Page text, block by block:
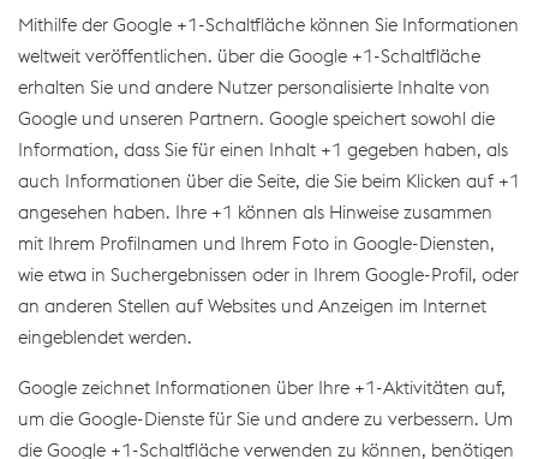
Mithilfe der Google +1-Schaltfläche können Sie Informationen
weltweit veröffentlichen. über die Google +1-Schaltfläche
erhalten Sie und andere Nutzer personalisierte Inhalte von
Google und unseren Partnern. Google speichert sowohl die
Information, dass Sie für einen Inhalt +1 gegeben haben, als
auch Informationen über die Seite, die Sie beim Klicken auf +1
angesehen haben. Ihre +1 können als Hinweise zusammen
mit Ihrem Profilnamen und Ihrem Foto in Google-Diensten,
wie etwa in Suchergebnissen oder in Ihrem Google-Profil, oder
an anderen Stellen auf Websites und Anzeigen im Internet
eingeblendet werden.
Google zeichnet Informationen über Ihre +1-Aktivitäten auf,
um die Google-Dienste für Sie und andere zu verbessern. Um
die Google +1-Schaltfläche verwenden zu können, benötigen